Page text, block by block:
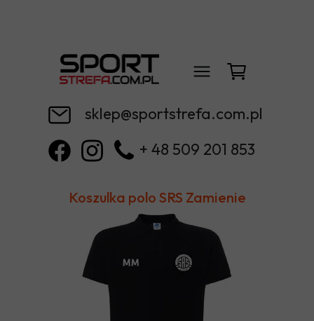
sklep@sportstrefa.com.pl
+ 48 509 201 853
Koszulka polo SRS Zamienie